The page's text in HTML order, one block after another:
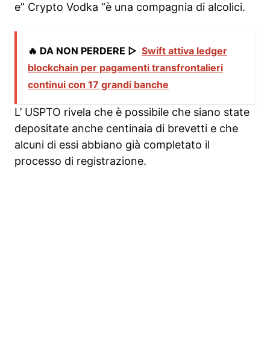
e” Crypto Vodka “è una compagnia di alcolici.
🔥 DA NON PERDERE ▷ Swift attiva ledger
blockchain per pagamenti transfrontalieri
continui con 17 grandi banche
L’ USPTO rivela che è possibile che siano state
depositate anche centinaia di brevetti e che
alcuni di essi abbiano già completato il
processo di registrazione.